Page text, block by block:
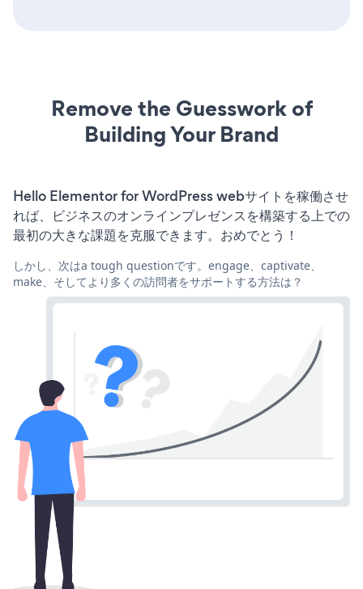
Remove the Guesswork of
Building Your Brand
Hello Elementor for WordPress webサイトを稼働させ
れば、ビジネスのオンラインプレゼンスを構築する上での
最初の大きな課題を克服できます。おめでとう！
しかし、次はa tough questionです。engage、captivate、
make、そしてより多くの訪問者をサポートする方法は？